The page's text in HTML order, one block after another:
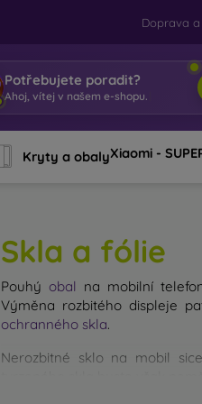
Doprava
Potřebujete poradit?
Ahoj, vítej|
Kryty a obalyXiaomi -
Skla a fólie
Pouhý obal na mobilní
Výměna rozbitého displeje
ochranného skla.
Nerozbitné sklo na mobil
Na trhu existuje více druhů